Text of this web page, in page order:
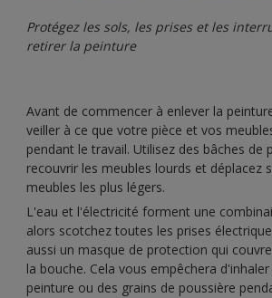
Protégez les sols, les prises et les
retirer la peinture
Avant de commencer à enlever la
veiller à ce que votre pièce et vos
pendant le travail. Utilisez des bâches de
recouvrir les meubles lourds et déplacez
meubles les plus légers.
L'eau et l'électricité forment une
alors scotchez toutes les prises
aussi un masque de protection qui
la bouche. Cela vous empêchera
peinture ou des grains de poussière